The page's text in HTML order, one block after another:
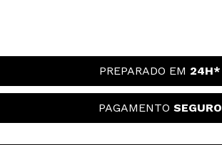
PREPARADO EM 24H*
PAGAMENTO SEGURO